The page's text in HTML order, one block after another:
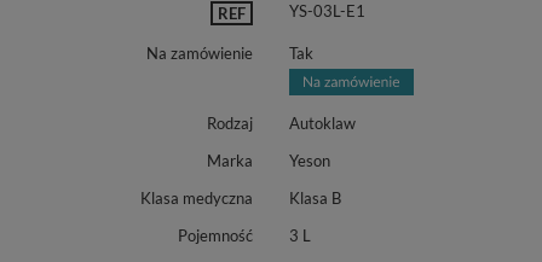
REF YS-03L-E1
Na zamówienie Tak
Rodzaj
Autoklaw
Marka
Yeson
Klasa medyczna
Klasa B
Pojemność
3 L